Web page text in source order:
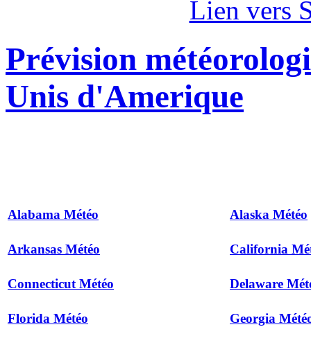
Lien vers
Prévision
Unis d'Amerique
Alabama Météo Alaska Météo
Arkansas Météo California
Connecticut Météo Delaware
Florida Météo Georgia